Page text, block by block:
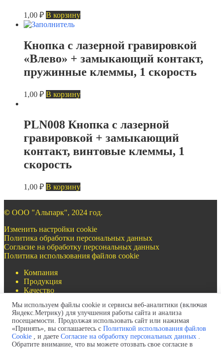
1,00 ₽ В корзину
Кнопка с лазерной гравировкой
«Влево» + замыкающий контакт,
пружинные клеммы, 1 скорость
1,00 ₽ В корзину
PLN008 Кнопка с лазерной
гравировкой + замыкающий
контакт, винтовые клеммы, 1
скорость
1,00 ₽ В корзину
© ООО "Альпарк", 2024 год.
Изменить настройки cookie
Политика обработки персональных данных
Согласие на обработку персональных данных
Политика использования файлов cookie
Компания
Продукция
Качество
Контакты
Мы используем файлы cookie и сервисы веб-аналитики (включая
Яндекс.Метрику) для улучшения работы сайта и анализа
посещаемости. Продолжая использовать сайт или нажимая
«Принять», вы соглашаетесь с Политикой использования файлов
Cookie , и даете Согласие на обработку персональных данных .
Обратите внимание, что вы можете отозвать свое согласие в